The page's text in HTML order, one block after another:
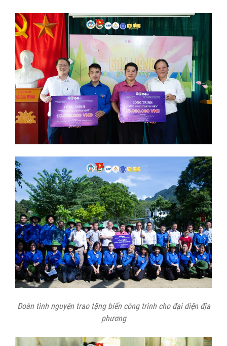
Đoàn tình nguyện trao tặng biển công trình cho đại diện địa
phương